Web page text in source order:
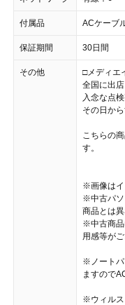
付属品 ACケーブ
保証期間 30日間
その他
□メディエ
全国に出
入念な点
その日か
こちらの
す。
※画像はイ
※中古パソ
商品とは異
※中古商品
用感等がご
※ノートパ
ますので
※ウィルス